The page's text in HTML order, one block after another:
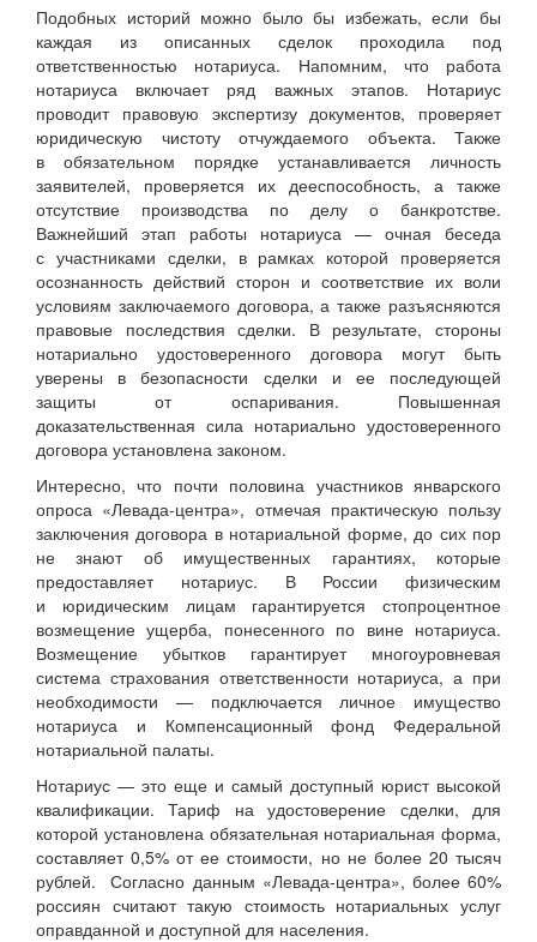
Подобных историй можно было бы избежать, если бы
каждая из описанных сделок проходила под
ответственностью нотариуса. Напомним, что работа
нотариуса включает ряд важных этапов. Нотариус
проводит правовую экспертизу документов, проверяет
юридическую чистоту отчуждаемого объекта. Также
в обязательном порядке устанавливается личность
заявителей, проверяется их дееспособность, а также
отсутствие производства по делу о банкротстве.
Важнейший этап работы нотариуса — очная беседа
с участниками сделки, в рамках которой проверяется
осознанность действий сторон и соответствие их воли
условиям заключаемого договора, а также разъясняются
правовые последствия сделки. В результате, стороны
нотариально удостоверенного договора могут быть
уверены в безопасности сделки и ее последующей
защиты от оспаривания. Повышенная
доказательственная сила нотариально удостоверенного
договора установлена законом.
Интересно, что почти половина участников январского
опроса «Левада-центра», отмечая практическую пользу
заключения договора в нотариальной форме, до сих пор
не знают об имущественных гарантиях, которые
предоставляет нотариус. В России физическим
и юридическим лицам гарантируется стопроцентное
возмещение ущерба, понесенного по вине нотариуса.
Возмещение убытков гарантирует многоуровневая
система страхования ответственности нотариуса, а при
необходимости — подключается личное имущество
нотариуса и Компенсационный фонд Федеральной
нотариальной палаты.
Нотариус — это еще и самый доступный юрист высокой
квалификации. Тариф на удостоверение сделки, для
которой установлена обязательная нотариальная форма,
составляет 0,5% от ее стоимости, но не более 20 тысяч
рублей. Согласно данным «Левада-центра», более 60%
россиян считают такую стоимость нотариальных услуг
оправданной и доступной для населения.